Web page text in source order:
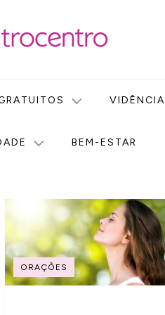
VIDÊNCIA
BEM-ESTAR
ORAÇÕES